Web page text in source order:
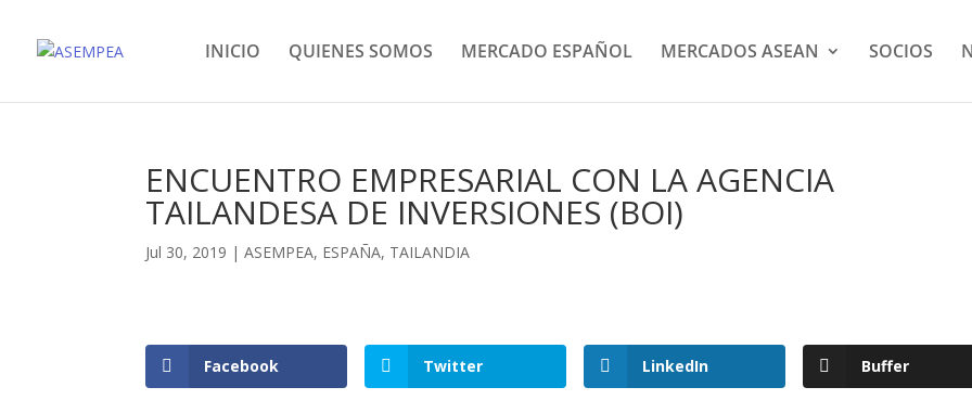
INICIO QUIENES SOMOS MERCADO ESPAÑOL MERCADOS ASEAN SOCIOS
ENCUENTRO EMPRESARIAL CON LA AGENCIA
TAILANDESA DE INVERSIONES (BOI)
Jul 30, 2019 |ASEMPEA, ESPAÑA, TAILANDIA
Facebook Twitter LinkedIn Buffer